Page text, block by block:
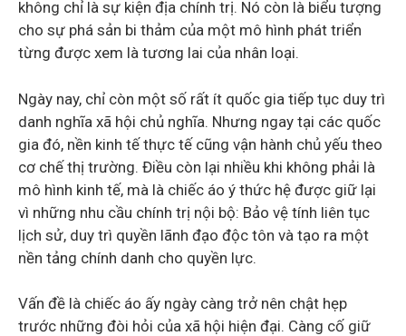
không chỉ là sự kiện địa chính trị. Nó còn là biểu tượng
cho sự phá sản bi thảm của một mô hình phát triển
từng được xem là tương lai của nhân loại.
Ngày nay, chỉ còn một số rất ít quốc gia tiếp tục duy trì
danh nghĩa xã hội chủ nghĩa. Nhưng ngay tại các quốc
gia đó, nền kinh tế thực tế cũng vận hành chủ yếu theo
cơ chế thị trường. Điều còn lại nhiều khi không phải là
mô hình kinh tế, mà là chiếc áo ý thức hệ được giữ lại
vì những nhu cầu chính trị nội bộ: Bảo vệ tính liên tục
lịch sử, duy trì quyền lãnh đạo độc tôn và tạo ra một
nền tảng chính danh cho quyền lực.
Vấn đề là chiếc áo ấy ngày càng trở nên chật hẹp
trước những đòi hỏi của xã hội hiện đại. Càng cố giữ